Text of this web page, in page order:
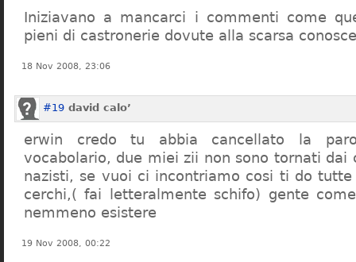
Iniziavano a mancarci i commenti come
pieni di castronerie dovute alla scarsa
18 Nov 2008, 23:06
#19 david calo’
erwin credo tu abbia cancellato la
vocabolario, due miei zii non sono tornati dai
nazisti, se vuoi ci incontriamo cosi ti do tutte
cerchi,( fai letteralmente schifo) gente
nemmeno esistere
19 Nov 2008, 00:22